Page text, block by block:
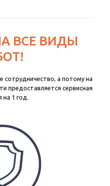
ВСЕ ВИДЫ
а потому на
предоставляется сервисная
на 1 год.